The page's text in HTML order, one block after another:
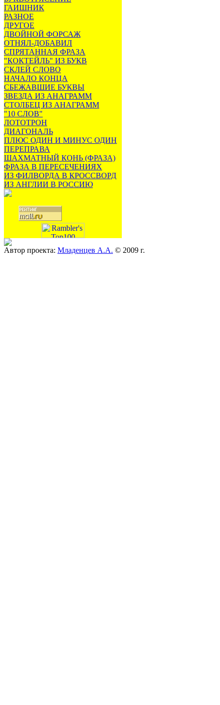
ГАИШНИК
РАЗНОЕ
ДРУГОЕ
ДВОЙНОЙ ФОРСАЖ
ОТНЯЛ-ДОБАВИЛ
СПРЯТАННАЯ ФРАЗА
"КОКТЕЙЛЬ" ИЗ БУКВ
СКЛЕЙ СЛОВО
НАЧАЛО КОНЦА
СБЕЖАВШИЕ БУКВЫ
ЗВЕЗДА ИЗ АНАГРАММ
СТОЛБЕЦ ИЗ АНАГРАММ
"10 СЛОВ"
ЛОТОТРОН
ДИАГОНАЛЬ
ПЛЮС ОДИН И МИНУС ОДИН
ПЕРЕПРАВА
ШАХМАТНЫЙ КОНЬ (ФРАЗА)
ФРАЗА В ПЕРЕСЕЧЕНИЯХ
ИЗ ФИЛВОРДА В КРОССВОРД
ИЗ АНГЛИИ В РОССИЮ
Автор проекта: Младенцев А.А. © 2009 г.